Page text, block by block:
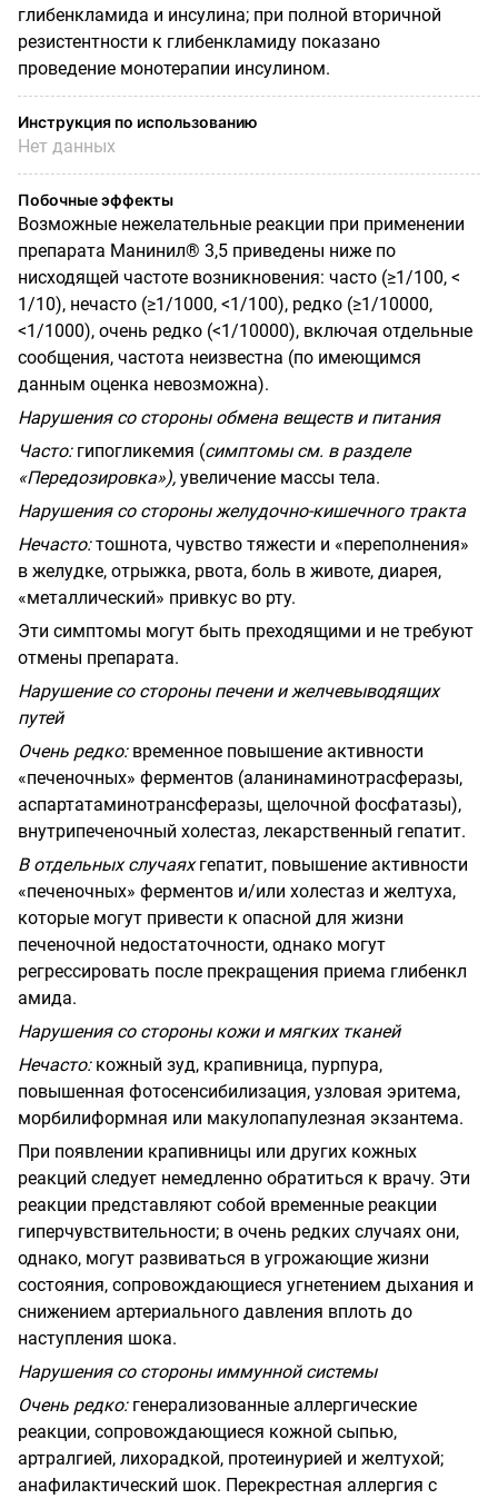
глибенкламида и инсулина; при полной вторичной
резистентности к глибенкламиду показано
проведение монотерапии инсулином.
Инструкция по использованию
Нет данных
Побочные эффекты
Возможные нежелательные реакции при применении
препарата Манинил® 3,5 приведены ниже по
нисходящей частоте возникновения: часто (≥1/100, <
1/10), нечасто (≥1/1000, <1/100), редко (≥1/10000,
<1/1000), очень редко (<1/10000), включая отдельные
сообщения, частота неизвестна (по имеющимся
данным оценка невозможна).
Нарушения со стороны обмена веществ и питания
Часто:гипогликемия (симптомы см. в разделе
«Передозировка»), увеличение массы тела.
Нарушения со стороны желудочно-кишечного тракта
Нечасто:тошнота, чувство тяжести и «переполнения»
в желудке, отрыжка, рвота, боль в животе, диарея,
«металлический» привкус во рту.
Эти симптомы могут быть преходящими и не требуют
отмены препарата.
Нарушение со стороны печени и желчевыводящих
путей
Очень редко:временное повышение активности
«печеночных» ферментов (аланинаминотрасферазы,
аспартатаминотрансферазы, щелочной фосфатазы),
внутрипеченочный холестаз, лекарственный гепатит.
В отдельных случаяхгепатит, повышение активности
«печеночных» ферментов и/или холестаз и желтуха,
которые могут привести к опасной для жизни
печеночной недостаточности, однако могут
регрессировать после прекращения приема глибенкл
амида.
Нарушения со стороны кожи и мягких тканей
Нечасто:кожный зуд, крапивница, пурпура,
повышенная фотосенсибилизация, узловая эритема,
морбилиформная или макулопапулезная экзантема.
При появлении крапивницы или других кожных
реакций следует немедленно обратиться к врачу. Эти
реакции представляют собой временные реакции
гиперчувствительности; в очень редких случаях они,
однако, могут развиваться в угрожающие жизни
состояния, сопровождающиеся угнетением дыхания и
снижением артериального давления вплоть до
наступления шока.
Нарушения со стороны иммунной системы
Очень редко:генерализованные аллергические
реакции, сопровождающиеся кожной сыпью,
артралгией, лихорадкой, протеинурией и желтухой;
анафилактический шок. Перекрестная аллергия с